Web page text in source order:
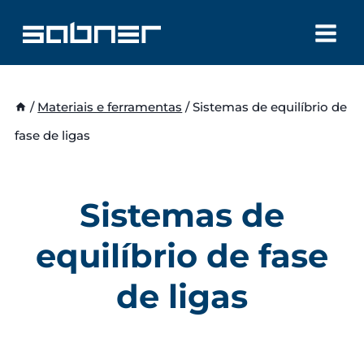
content
/ Materiais e ferramentas / Sistemas de equilíbrio de
fase de ligas
Sistemas de
equilíbrio de fase
de ligas